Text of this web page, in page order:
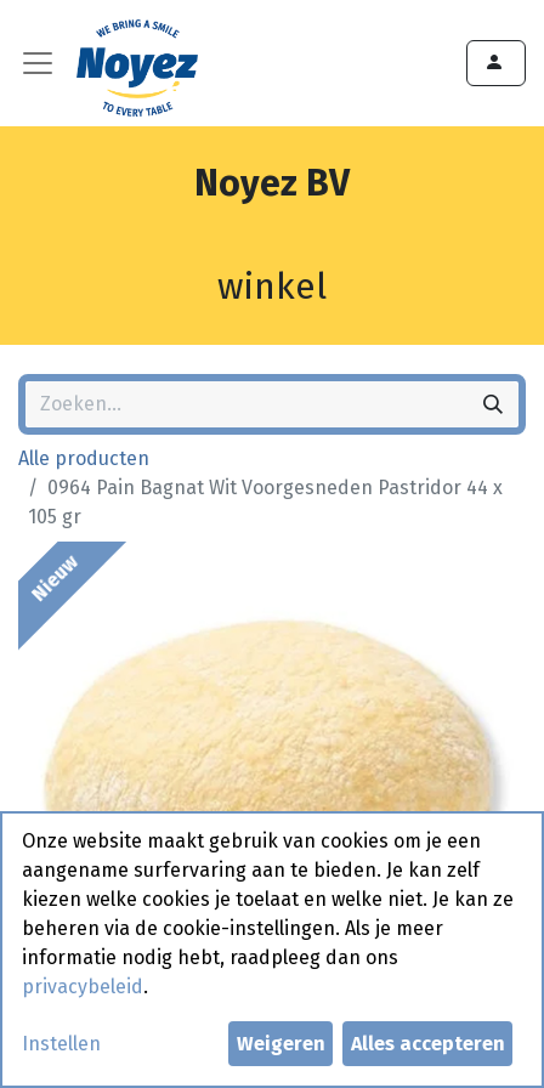
Noyez BV
winkel
Alle producten
0964 Pain Bagnat Wit Voorgesneden Pastridor 44 x
105 gr
Nieuw
0964 Pain Bagnat Wit
Onze website maakt gebruik van cookies om je een
aangename surfervaring aan te bieden. Je kan zelf
kiezen welke cookies je toelaat en welke niet. Je kan ze
beheren via de cookie-instellingen. Als je meer
informatie nodig hebt, raadpleeg dan ons
privacybeleid .
Instellen Weigeren Alles accepteren